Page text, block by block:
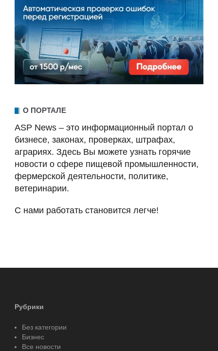
О ПОРТАЛЕ
ASP News – это информационный портал о
бизнесе, законах, проверках, штрафах,
аграриях. Здесь Вы можете узнать горячие
новости о сфере пищевой промышленности,
фермерской деятельности, политике,
ветеринарии.
С нами работать становится легче!
Рубрики
Без категории
Бизнес
Все новости